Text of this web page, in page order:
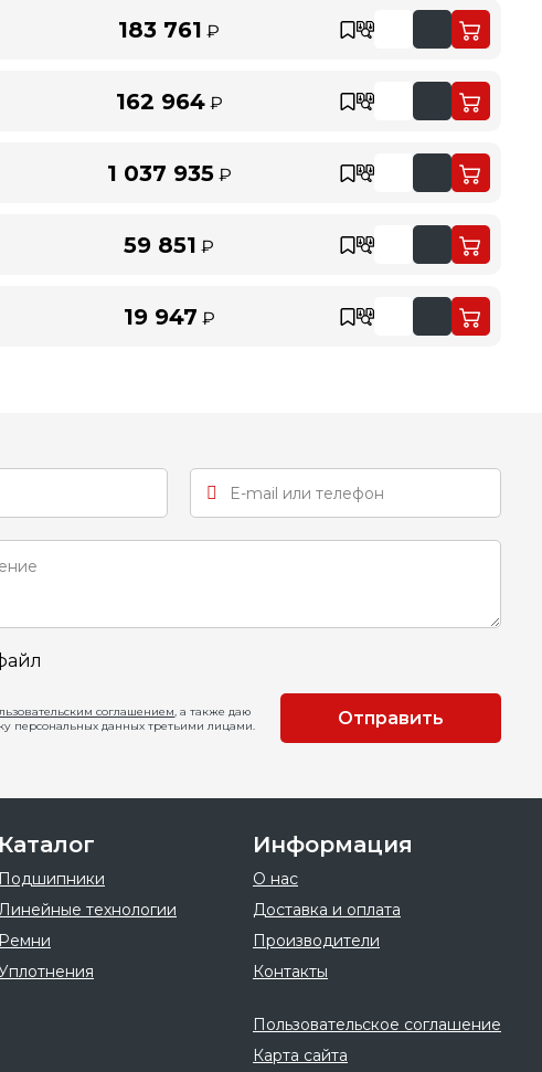
183 761 ₽
162 964₽
1 037 935₽
59 851 ₽
19 947 ₽
соглашением , а также даю
персональных данных третьими лицами.
Отправить
Каталог
Подшипники
технологии
Ремни
Информация
О нас
Доставка и оплата
Производители
Контакты
Пользовательское соглашение
Карта сайта